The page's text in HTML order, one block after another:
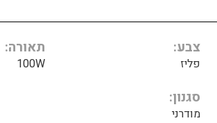
צבע
פליז
תאורה
100W
סגנון
מודרני